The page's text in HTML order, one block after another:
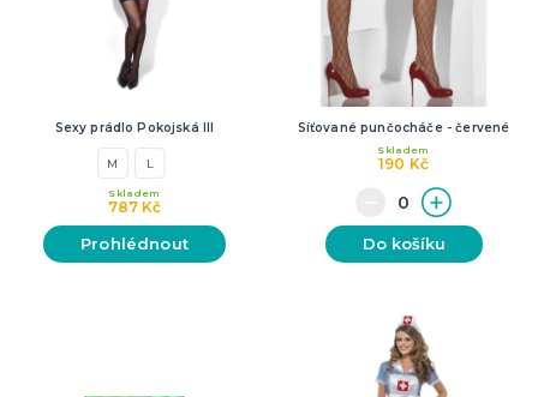
Sexy prádlo Pokojská III
M L
787 Kč
Skladem
Prohlédnout
Síťované punčocháče - červené
190 Kč
Skladem
Do košíku